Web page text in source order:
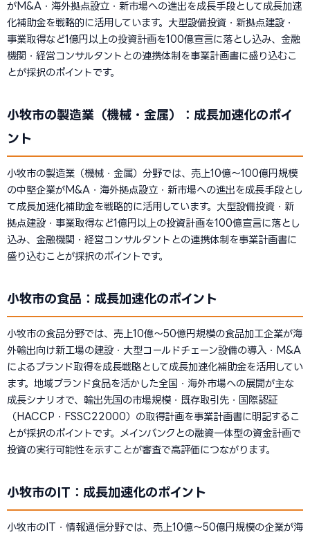
がM&A・海外拠点設立・新市場への進出を成長手段として成長加速
化補助金を戦略的に活用しています。大型設備投資・新拠点建設・
事業取得など1億円以上の投資計画を100億宣言に落とし込み、金融
機関・経営コンサルタントとの連携体制を事業計画書に盛り込むこ
とが採択のポイントです。
小牧市の製造業（機械・金属）：成長加速化のポイ
ント
小牧市の製造業（機械・金属）分野では、売上10億〜100億円規模
の中堅企業がM&A・海外拠点設立・新市場への進出を成長手段とし
て成長加速化補助金を戦略的に活用しています。大型設備投資・新
拠点建設・事業取得など1億円以上の投資計画を100億宣言に落とし
込み、金融機関・経営コンサルタントとの連携体制を事業計画書に
盛り込むことが採択のポイントです。
小牧市の食品：成長加速化のポイント
小牧市の食品分野では、売上10億〜50億円規模の食品加工企業が海
外輸出向け新工場の建設・大型コールドチェーン設備の導入・M&A
によるブランド取得を成長戦略として成長加速化補助金を活用してい
ます。地域ブランド食品を活かした全国・海外市場への展開が主な
成長シナリオで、輸出先国の市場規模・既存取引先・国際認証
（HACCP・FSSC22000）の取得計画を事業計画書に明記するこ
とが採択のポイントです。メインバンクとの融資一体型の資金計画で
投資の実行可能性を示すことが審査で高評価につながります。
小牧市のIT：成長加速化のポイント
小牧市のIT・情報通信分野では、売上10億〜50億円規模の企業が海